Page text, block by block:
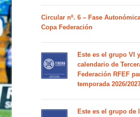
Circular nº. 6 – Fase
Copa Federación
Este es el grupo VI y
calendario de
Federación RFEF
temporada 2026/
Este es el grupo de